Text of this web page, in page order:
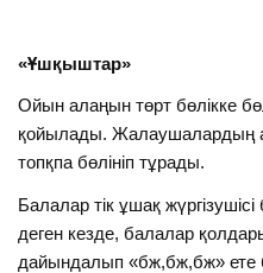
«Ұшқыштар»
Ойын алаңын төрт бөлікке
қойылады. Жалаушалардың
топқпа бөлініп тұрады.
Балалар тік ұшақ
деген кезде, балалар
дайындалып «бж,бж,бж» ете